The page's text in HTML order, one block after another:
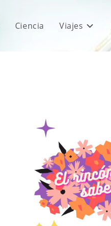
Ciencia Viajes